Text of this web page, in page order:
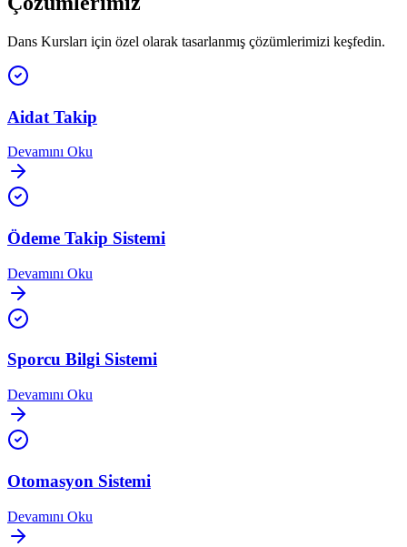
Dans Kursları için özel olarak tasarlanmış çözümlerimizi keşfedin.
Aidat Takip
Devamını Oku
Ödeme Takip Sistemi
Devamını Oku
Sporcu Bilgi Sistemi
Devamını Oku
Otomasyon Sistemi
Devamını Oku